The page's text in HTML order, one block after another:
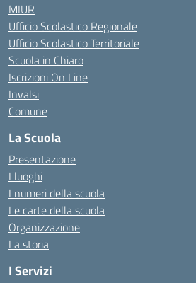
MIUR
Ufficio Scolastico Regionale
Ufficio Scolastico Territoriale
Scuola in Chiaro
Iscrizioni On Line
Invalsi
Comune
La Scuola
Presentazione
I luoghi
I numeri della scuola
Le carte della scuola
Organizzazione
La storia
I Servizi